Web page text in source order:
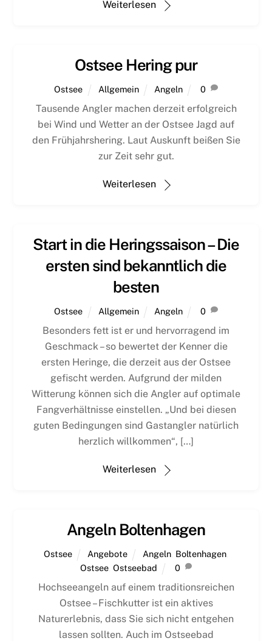
Weiterlesen
Ostsee Hering pur
Ostsee Allgemein Angeln 0
Tausende Angler machen derzeit erfolgreich
bei Wind und Wetter an der Ostsee Jagd auf
den Frühjahrshering. Laut Auskunft beißen Sie
zur Zeit sehr gut.
Weiterlesen
Start in die Heringssaison – Die
ersten sind bekanntlich die
besten
Ostsee Allgemein Angeln 0
Besonders fett ist er und hervorragend im
Geschmack – so bewertet der Kenner die
ersten Heringe, die derzeit aus der Ostsee
gefischt werden. Aufgrund der milden
Witterung können sich die Angler auf optimale
Fangverhältnisse einstellen. „Und bei diesen
guten Bedingungen sind Gastangler natürlich
herzlich willkommen“, […]
Weiterlesen
Angeln Boltenhagen
Ostsee Angebote Angeln Boltenhagen
Ostsee, Ostseebad 0
Hochseeangeln auf einem traditionsreichen
Ostsee – Fischkutter ist ein aktives
Naturerlebnis, dass Sie sich nicht entgehen
lassen sollten. Auch im Ostseebad